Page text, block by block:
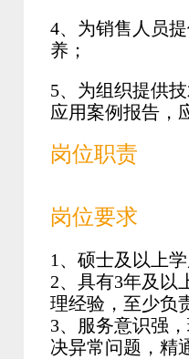
4、为销售人员
养；
5、为组织提供
应用案例报告，
岗位职责
岗位要求
1、硕士及以上
2、具有3年及以
理经验，至少负
3、服务意识强
决异常问题，精